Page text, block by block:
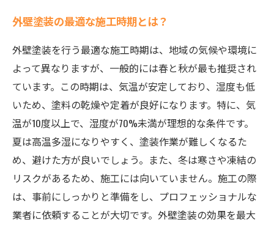
外壁塗装の最適な施工時期とは？
外壁塗装を行う最適な施工時期は、地域の気候や環境に
よって異なりますが、一般的には春と秋が最も推奨され
ています。この時期は、気温が安定しており、湿度も低
いため、塗料の乾燥や定着が良好になります。特に、気
温が10度以上で、湿度が70%未満が理想的な条件です。
夏は高温多湿になりやすく、塗装作業が難しくなるた
め、避けた方が良いでしょう。また、冬は寒さや凍結の
リスクがあるため、施工には向いていません。施工の際
は、事前にしっかりと準備をし、プロフェッショナルな
業者に依頼することが大切です。外壁塗装の効果を最大